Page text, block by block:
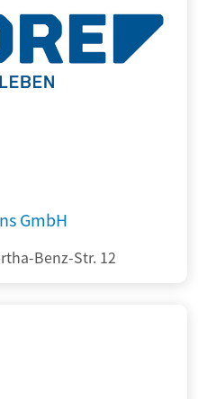
GmbH
Benz-Str. 12